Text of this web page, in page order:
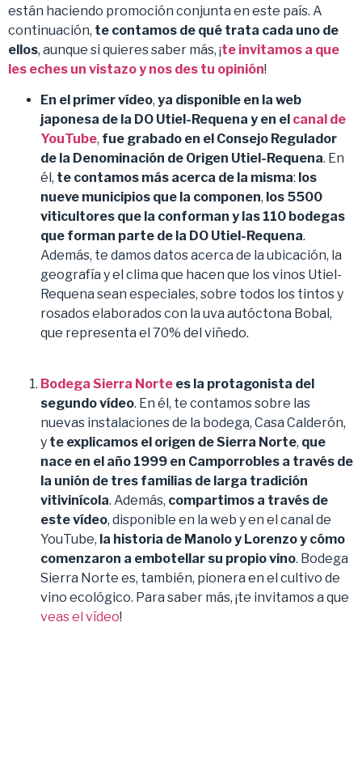
están haciendo promoción conjunta en este país. A
continuación, te contamos de qué trata cada uno de
ellos, aunque si quieres saber más, ¡te invitamos a que
les eches un vistazo y nos des tu opinión!
En el primer vídeo, ya disponible en la web
japonesa de la DO Utiel-Requena y en el canal de
YouTube, fue grabado en el Consejo Regulador
de la Denominación de Origen Utiel-Requena. En
él, te contamos más acerca de la misma: los
nueve municipios que la componen, los 5500
viticultores que la conforman y las 110 bodegas
que forman parte de la DO Utiel-Requena.
Además, te damos datos acerca de la ubicación, la
geografía y el clima que hacen que los vinos Utiel-
Requena sean especiales, sobre todos los tintos y
rosados elaborados con la uva autóctona Bobal,
que representa el 70% del viñedo.
Bodega Sierra Norte es la protagonista del
segundo vídeo. En él, te contamos sobre las
nuevas instalaciones de la bodega, Casa Calderón,
y te explicamos el origen de Sierra Norte, que
nace en el año 1999 en Camporrobles a través de
la unión de tres familias de larga tradición
vitivinícola. Además, compartimos a través de
este vídeo, disponible en la web y en el canal de
YouTube, la historia de Manolo y Lorenzo y cómo
comenzaron a embotellar su propio vino. Bodega
Sierra Norte es, también, pionera en el cultivo de
vino ecológico. Para saber más, ¡te invitamos a que
veas el vídeo!